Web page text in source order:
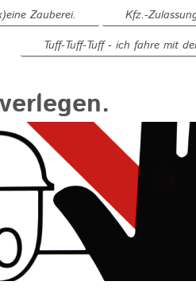
Zauberei. Kfz.-
Tuff-Tuff-Tuff - ich fahre mit